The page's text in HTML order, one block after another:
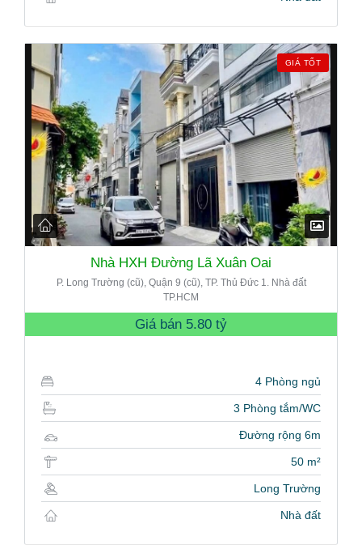
GIÁ TỐT
Nhà HXH Đường Lã Xuân Oai
P. Long Trường (cũ), Quận 9 (cũ), TP. Thủ Đức 1. Nhà đất
TP.HCM
Giá bán 5.80 tỷ
4 Phòng ngủ
3 Phòng tắm/WC
Đường rộng 6m
50 m²
Long Trường
Nhà đất